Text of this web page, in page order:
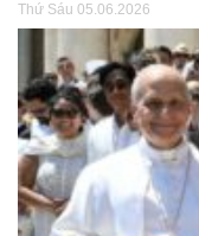
Thứ Sáu 05.06.2026